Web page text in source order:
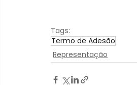
Tags:
Termo de Adesão
Representação